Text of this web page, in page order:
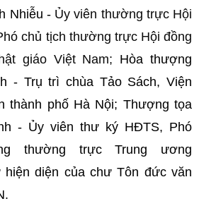
Nhiễu - Ủy viên thường trực Hội
chủ tịch thường trực Hội đồng
giáo Việt Nam; Hòa thượng
- Trụ trì chùa Tảo Sách, Viện
thành phố Hà Nội; Thượng tọa
- Ủy viên thư ký HĐTS, Phó
thường trực Trung ương
hiện diện của chư Tôn đức văn